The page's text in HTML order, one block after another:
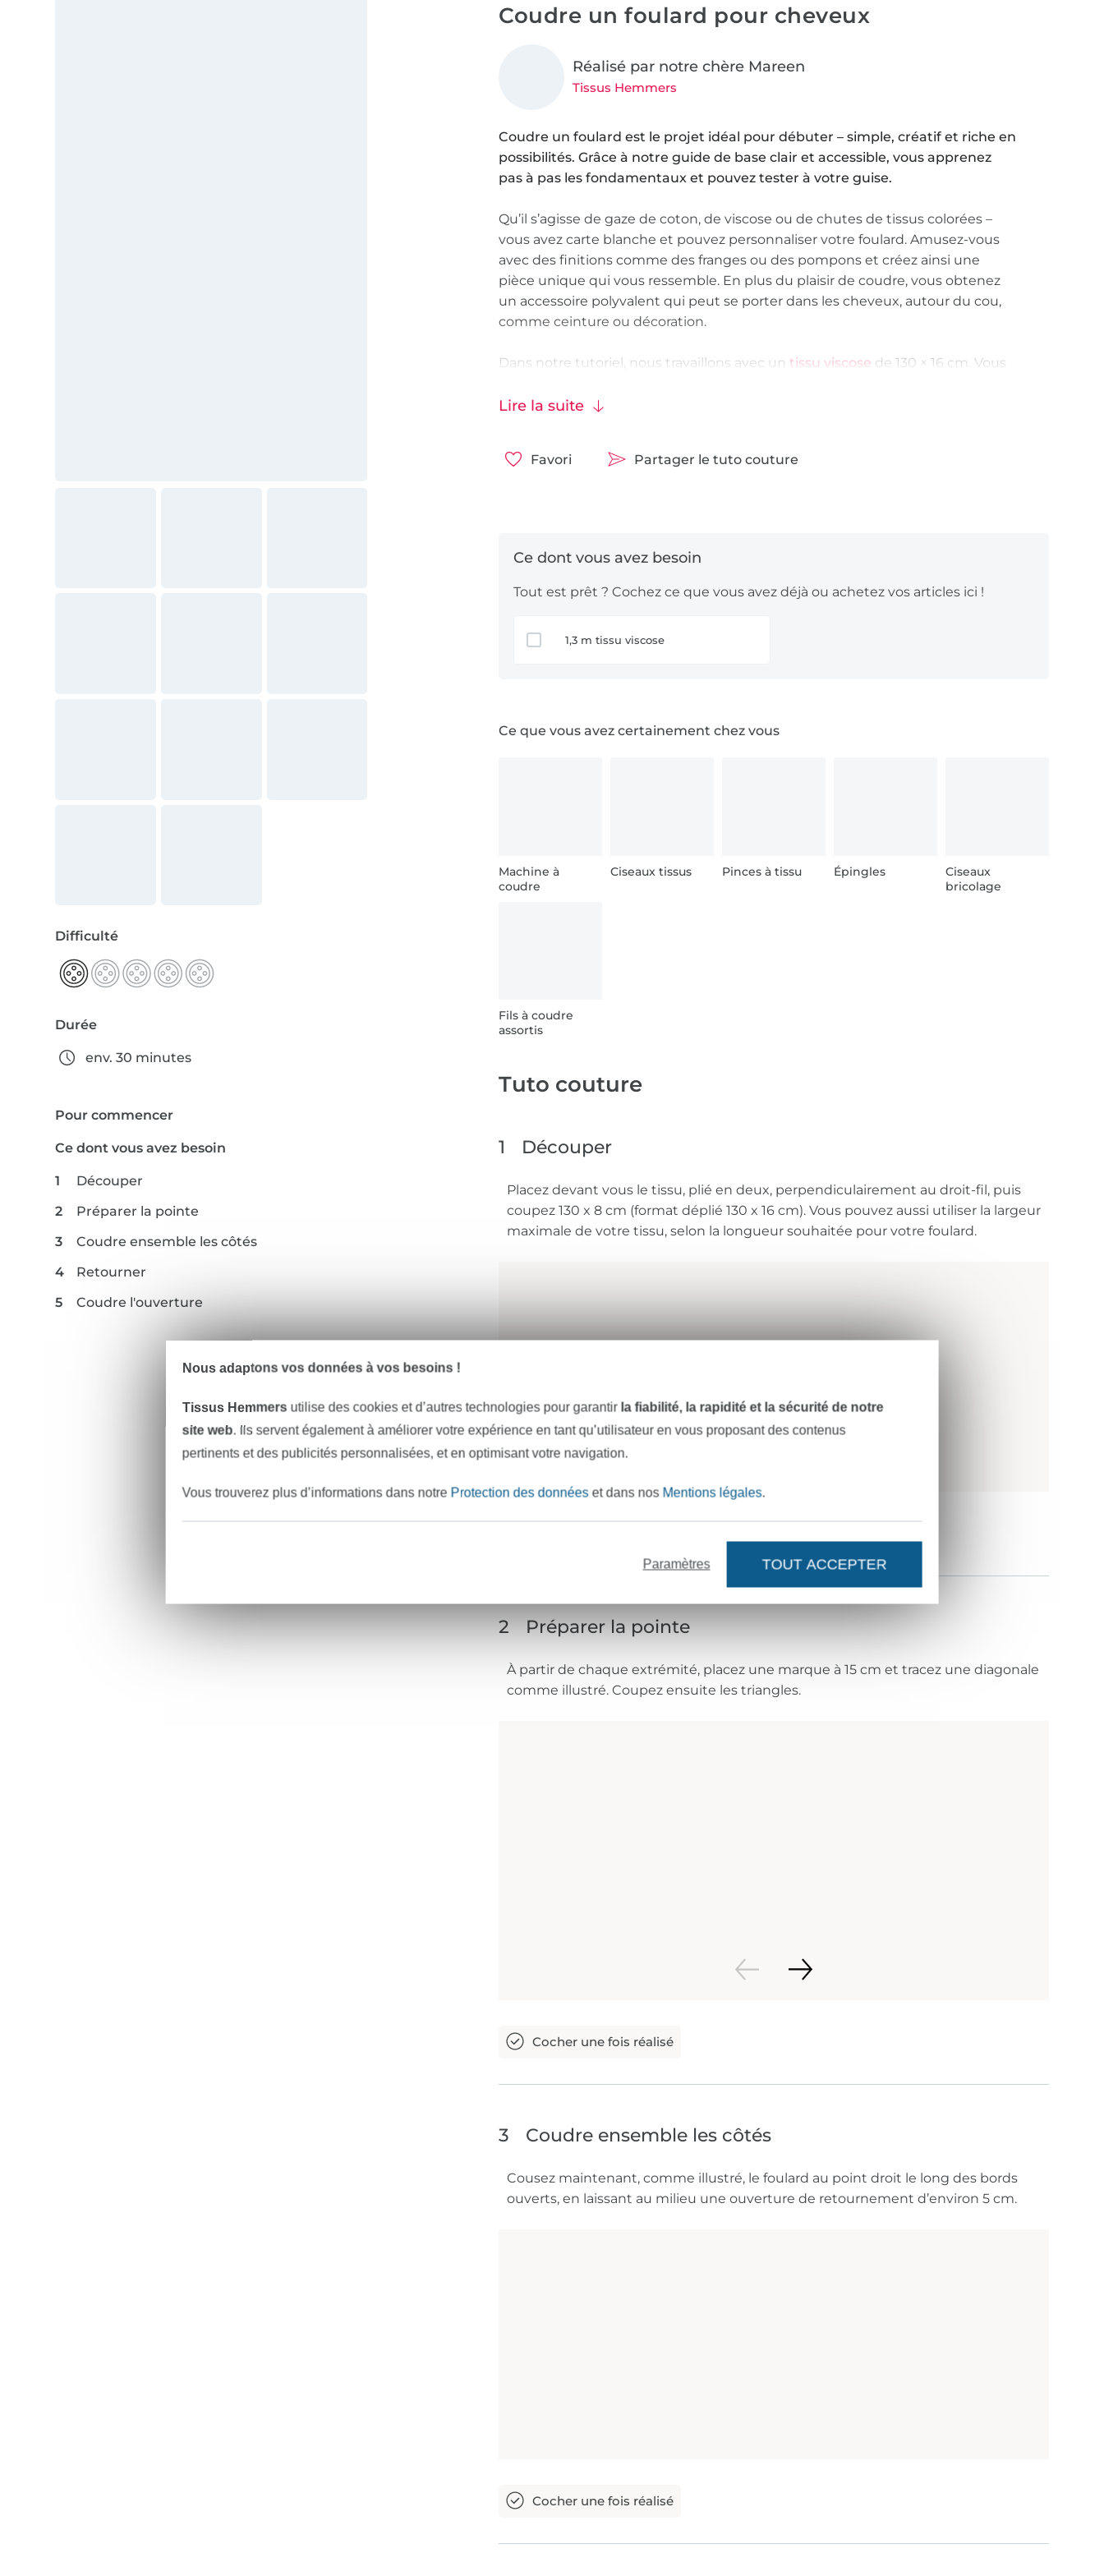
Difficulté
Durée
env. 30 minutes
Pour commencer
Ce dont vous avez besoin
Découper
Préparer la pointe
Coudre ensemble les côtés
Retourner
Coudre l'ouverture
Coudre un foulard pour cheveux
Réalisé par notre chère Mareen
Tissus Hemmers
Coudre un foulard est le projet idéal pour débuter – simple, créatif et riche en
possibilités. Grâce à notre guide de base clair et accessible, vous apprenez
pas à pas les fondamentaux et pouvez tester à votre guise.
Qu’il s’agisse de gaze de coton, de viscose ou de chutes de tissus colorées –
vous avez carte blanche et pouvez personnaliser votre foulard. Amusez-vous
avec des finitions comme des franges ou des pompons et créez ainsi une
pièce unique qui vous ressemble. En plus du plaisir de coudre, vous obtenez
un accessoire polyvalent qui peut se porter dans les cheveux, autour du cou,
comme ceinture ou décoration.
Dans notre tutoriel, nous travaillons avec untissu viscose de 130 × 16 cm. Vous
pour ce projet. Essayez !
Lire la suite
Favori Partager le tuto couture
Tout est prêt ? Cochez ce que vous avez déjà ou achetez vos articles ici !
1,3 m tissu viscose
Ce que vous avez certainement chez vous
Machine à
coudre
Ciseaux tissus Pinces à tissu Épingles
Ciseaux
bricolage
Fils à coudre
assortis
Tuto couture
1 Découper
Placez devant vous le tissu, plié en deux, perpendiculairement au droit-fil, puis
coupez 130 x 8 cm (format déplié 130 x 16 cm). Vous pouvez aussi utiliser la largeur
maximale de votre tissu, selon la longueur souhaitée pour votre foulard.
2 Préparer la pointe
À partir de chaque extrémité, placez une marque à 15 cm et tracez une diagonale
comme illustré. Coupez ensuite les triangles.
3 Coudre ensemble les côtés
Cousez maintenant, comme illustré, le foulard au point droit le long des bords
ouverts, en laissant au milieu une ouverture de retournement d’environ 5 cm.
Nous adaptons vos données à vos besoins !
Tissus Hemmers utilise des cookies et d’autres technologies pour garantir la fiabilité, la rapidité et la sécurité de notre
site web. Ils servent également à améliorer votre expérience en tant qu’utilisateur en vous proposant des contenus
pertinents et des publicités personnalisées, et en optimisant votre navigation.
Vous trouverez plus d’informations dans notre Protection des donnéeset dans nos Mentions légales.
Paramètres TOUT ACCEPTER